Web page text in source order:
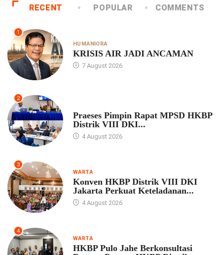
RECENT POPULAR COMMENTS
1
HUMANIORA
KRISIS AIR JADI ANCAMAN
7 August 2026
2
Praeses Pimpin Rapat MPSD HKBP
Distrik VIII DKI...
4 August 2026
3
WARTA
Konven HKBP Distrik VIII DKI
Jakarta Perkuat Keteladanan...
4 August 2026
4
WARTA
HKBP Pulo Jahe Berkonsultasi